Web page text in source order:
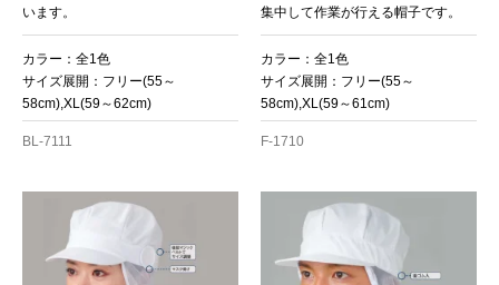
います。
カラー：全1色
サイズ展開：フリー(55～
58cm),XL(59～62cm)
BL-7111
集中して作業が行える帽子です。
カラー：全1色
サイズ展開：フリー(55～
58cm),XL(59～61cm)
F-1710